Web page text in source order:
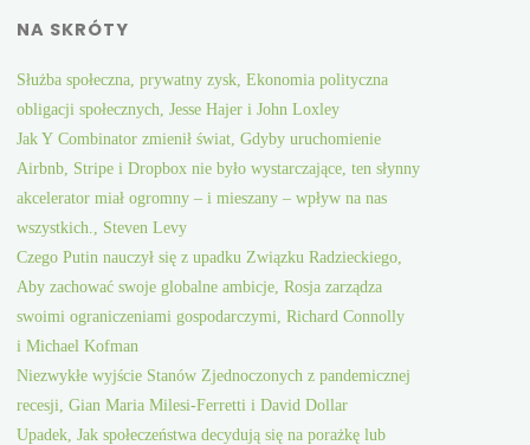
NA SKRÓTY
Służba społeczna, prywatny zysk, Ekonomia polityczna
obligacji społecznych, Jesse Hajer i John Loxley
Jak Y Combinator zmienił świat, Gdyby uruchomienie
Airbnb, Stripe i Dropbox nie było wystarczające, ten słynny
akcelerator miał ogromny – i mieszany – wpływ na nas
wszystkich., Steven Levy
Czego Putin nauczył się z upadku Związku Radzieckiego,
Aby zachować swoje globalne ambicje, Rosja zarządza
swoimi ograniczeniami gospodarczymi, Richard Connolly
i Michael Kofman
Niezwykłe wyjście Stanów Zjednoczonych z pandemicznej
recesji, Gian Maria Milesi-Ferretti i David Dollar
Upadek, Jak społeczeństwa decydują się na porażkę lub